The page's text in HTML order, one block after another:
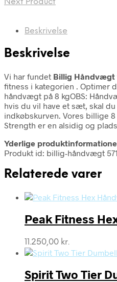
Next Product
Beskrivelse
Beskrivelse
Vi har fundet Billig Håndvægt
fitness i kategorien . Optimer
håndvægt på 8 kgOBS:
hvis du vil have et sæt, skal
indkøbskurven. Vores billige
Strength er en alsidig og
Yderlige
Produkt id: billig-håndvægt
Relaterede varer
Peak Fitness
11.250,00 kr.
Spirit Two Tier